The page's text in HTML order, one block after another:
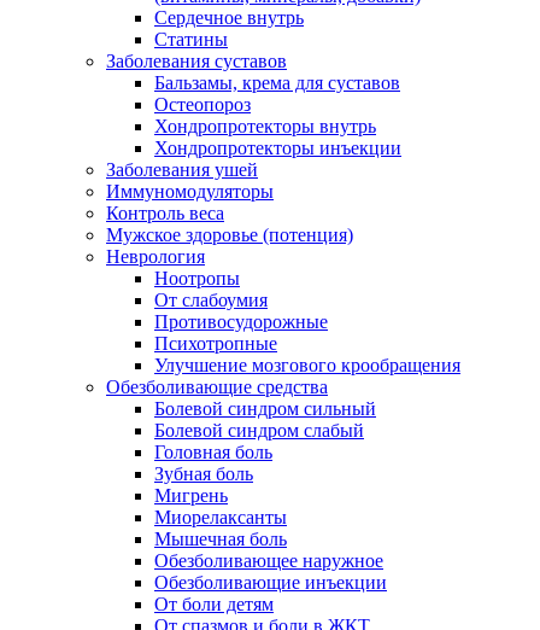
Сердечное внутрь
Статины
Заболевания суставов
Бальзамы, крема для суставов
Остеопороз
Хондропротекторы внутрь
Хондропротекторы инъекции
Заболевания ушей
Иммуномодуляторы
Контроль веса
Мужское здоровье (потенция)
Неврология
Ноотропы
От слабоумия
Противосудорожные
Психотропные
Улучшение мозгового крообращения
Обезболивающие средства
Болевой синдром сильный
Болевой синдром слабый
Головная боль
Зубная боль
Мигрень
Миорелаксанты
Мышечная боль
Обезболивающее наружное
Обезболивающие инъекции
От боли детям
От спазмов и боли в ЖКТ